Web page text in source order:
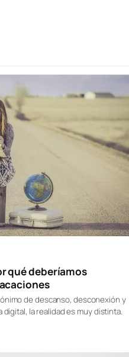
qué deberíamos
de descanso, desconexión y
digital, la realidad es muy distinta.